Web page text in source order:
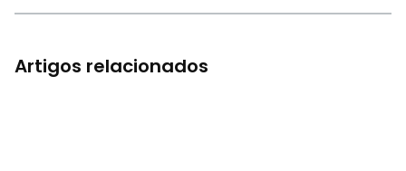
Artigos relacionados